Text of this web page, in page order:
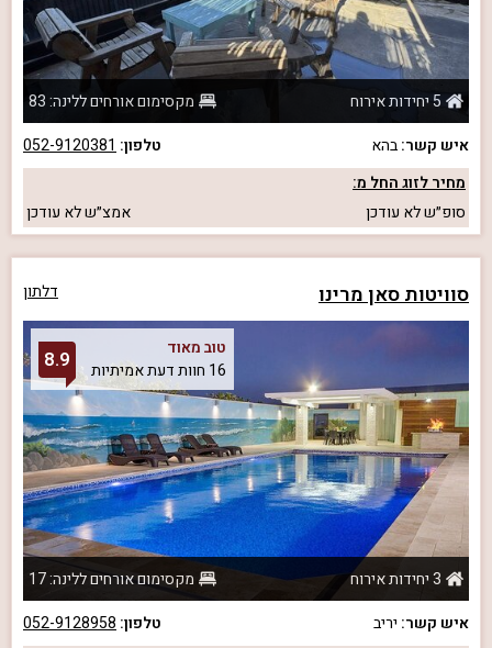
5 יחידות אירוח
מקסימום אורחים ללינה: 83
איש קשר:בהא טלפון: 052-9120381
מחיר לזוג החל מ:
סופ״שלא עודכן אמצ״שלא עודכן
סוויטות סאן מרינו דלתון
טוב מאוד
16 חוות דעת אמיתיות
8.9
3 יחידות אירוח
מקסימום אורחים ללינה: 17
איש קשר: יריב טלפון: 052-9128958